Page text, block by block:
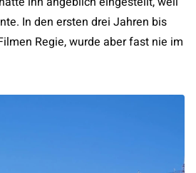
In den ersten drei Jahren bis
Regie, wurde aber fast nie im